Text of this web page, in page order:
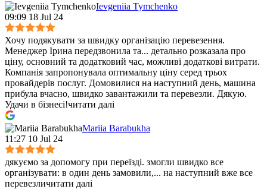
Ievgeniia Tymchenko
09:09 18 Jul 24
Хочу подякувати за швидку організацію перевезення.
Менеджер Ірина передзвонила та... детально розказала про
ціну, основний та додатковий час, можливі додаткові витрати.
Компанія запропонувала оптимальну ціну серед трьох
провайдерів послуг. Домовилися на наступний день, машина
прибула вчасно, швидко завантажили та перевезли. Дякую.
Удачи в бізнесі!читати далі
Mariia Barabukha
11:27 10 Jul 24
дякуємо за допомогу при переїзді. змогли швидко все
організувати: в один день замовили,... на наступний вже все
перевезличитати далі